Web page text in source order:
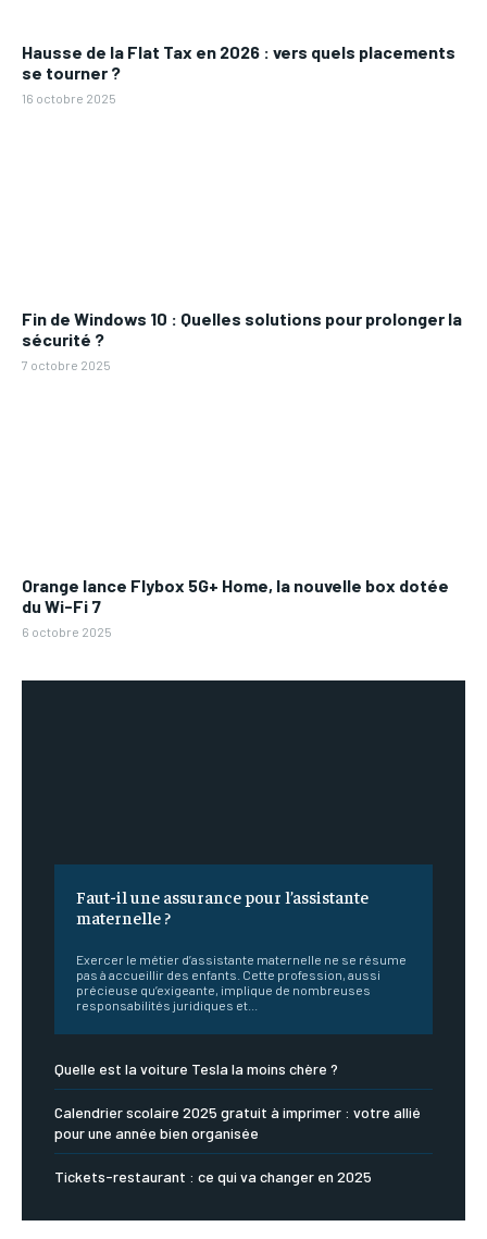
Hausse de la Flat Tax en 2026 : vers quels placements
se tourner ?
16 octobre 2025
Fin de Windows 10 : Quelles solutions pour prolonger la
sécurité ?
7 octobre 2025
Orange lance Flybox 5G+ Home, la nouvelle box dotée
du Wi-Fi 7
6 octobre 2025
Faut-il une assurance pour l’assistante
maternelle ?
Exercer le métier d’assistante maternelle ne se résume
pas à accueillir des enfants. Cette profession, aussi
précieuse qu’exigeante, implique de nombreuses
responsabilités juridiques et...
Quelle est la voiture Tesla la moins chère ?
Calendrier scolaire 2025 gratuit à imprimer : votre allié
pour une année bien organisée
Tickets-restaurant : ce qui va changer en 2025